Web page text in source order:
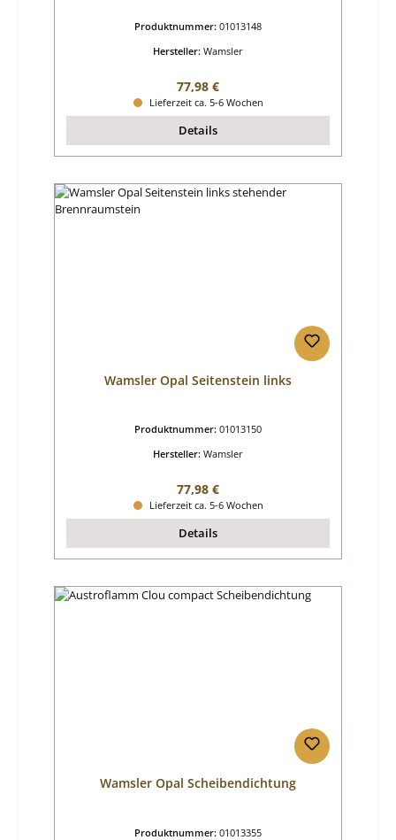
Produktnummer: 01013148
Hersteller: Wamsler
Regulärer Preis:
77,98 €
Lieferzeit ca. 5-6 Wochen
Details
Wamsler Opal Seitenstein links
Produktnummer: 01013150
Hersteller: Wamsler
Regulärer Preis:
77,98 €
Lieferzeit ca. 5-6 Wochen
Details
Wamsler Opal Scheibendichtung
Produktnummer: 01013355